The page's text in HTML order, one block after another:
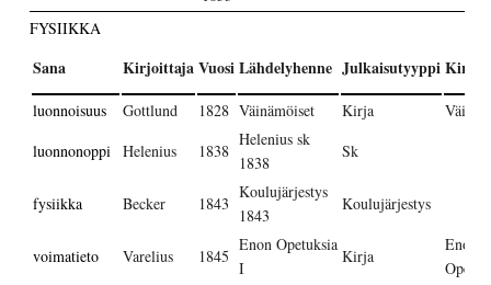
FYSIIKKA
Sana KirjoittajaVuosiLähdelyhenne JulkaisutyyppiKirja
luonnoisuus Gottlund 1828 Väinämöiset Kirja
luonnonoppi Helenius 1838
Helenius sk
1838
Sk
fysiikka Becker 1843
Koulujärjestys
1843
Koulujärjestys
voimatieto Varelius 1845
Enon Opetuksia
I
Kirja
Enon